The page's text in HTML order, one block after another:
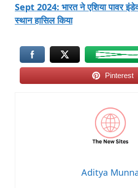
Sept 2024: भारत ने एशिया पावर
स्थान हासिल किया
Pinterest
Aditya